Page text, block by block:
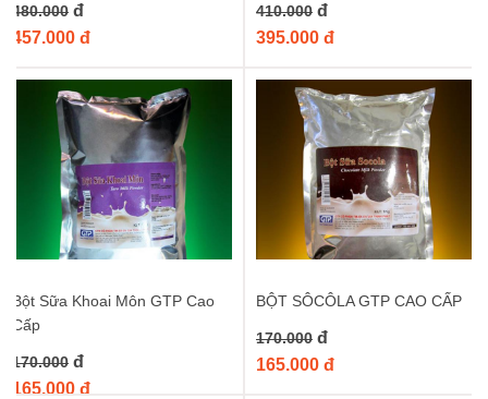
480.000 đ
457.000 đ
410.000 đ
395.000 đ
Bột Sữa Khoai Môn GTP Cao
Cấp
170.000 đ
165.000 đ
BỘT SÔCÔLA GTP CAO CẤP
170.000 đ
165.000 đ